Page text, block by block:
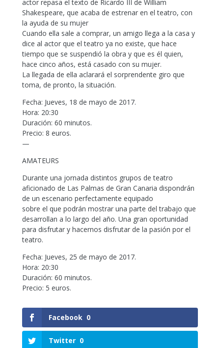
actor repasa el texto de Ricardo III de William
Shakespeare, que acaba de estrenar en el teatro, con
la ayuda de su mujer
Cuando ella sale a comprar, un amigo llega a la casa y
dice al actor que el teatro ya no existe, que hace
tiempo que se suspendió la obra y que es él quien,
hace cinco años, está casado con su mujer.
La llegada de ella aclarará el sorprendente giro que
toma, de pronto, la situación.
Fecha: Jueves, 18 de mayo de 2017.
Hora: 20:30
Duración: 60 minutos.
Precio: 8 euros.
—
AMATEURS
Durante una jornada distintos grupos de teatro
aficionado de Las Palmas de Gran Canaria dispondrán
de un escenario perfectamente equipado
sobre el que podrán mostrar una parte del trabajo que
desarrollan a lo largo del año. Una gran oportunidad
para disfrutar y hacernos disfrutar de la pasión por el
teatro.
Fecha: Jueves, 25 de mayo de 2017.
Hora: 20:30
Duración: 60 minutos.
Precio: 5 euros.
Facebook 0
Twitter 0